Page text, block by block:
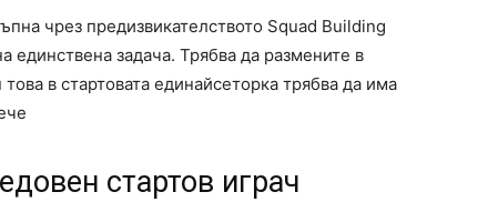
чрез предизвикателството Squad Building
единствена задача. Трябва да размените в
в стартовата единайсеторка трябва да има
стартов играч